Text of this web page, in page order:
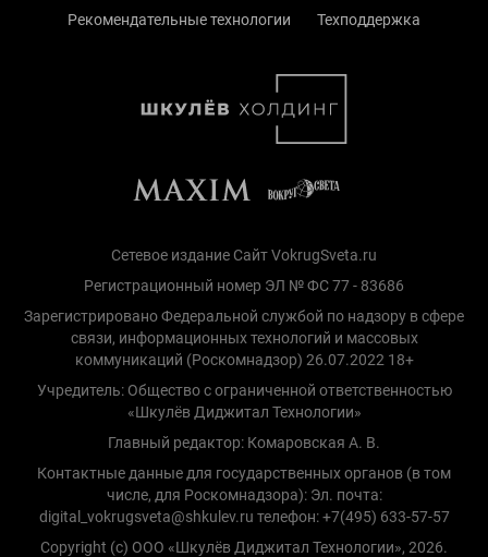
Рекомендательные технологии
Техподдержка
Сетевое издание Сайт VokrugSveta.ru
Регистрационный номер ЭЛ № ФС 77 - 83686
Зарегистрировано Федеральной службой по надзору в сфере
связи, информационных технологий и массовых
коммуникаций (Роскомнадзор) 26.07.2022 18+
Учредитель: Общество с ограниченной ответственностью
«Шкулёв Диджитал Технологии»
Главный редактор: Комаровская А. В.
Контактные данные для государственных органов (в том
числе, для Роскомнадзора): Эл. почта:
digital_vokrugsveta@shkulev.ru телефон: +7(495) 633-57-57
Copyright (с) ООО «Шкулёв Диджитал Технологии», 2026.